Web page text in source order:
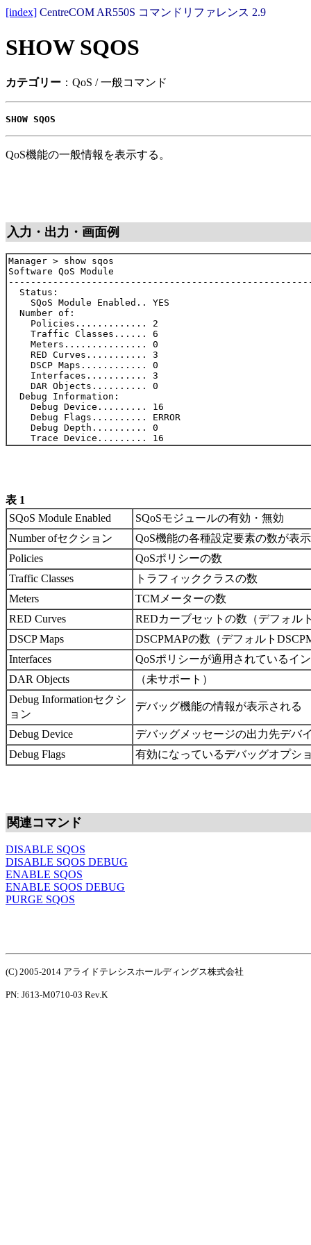
[index] CentreCOM AR550S コマンドリファレンス 2.9
SHOW SQOS
カテゴリー ：QoS / 一般コマンド
SHOW SQOS
QoS機能の一般情報を表示する。
入力・出力・画面例
Manager > show sqos
Software QoS Module
  Status:
    SQoS Module Enabled.. YES
  Number of:
    Policies............. 2
    Traffic Classes...... 6
    Meters............... 0
    RED Curves........... 3
    DSCP Maps............ 0
    Interfaces........... 3
    DAR Objects.......... 0
  Debug Information:
    Debug Device......... 16
    Debug Flags.......... ERROR
    Debug Depth.......... 0
表 1
SQoS Module Enabled
SQoSモジュールの有効・無効
Number ofセクション
QoS機能の各種設定要素の数が表
Policies
QoSポリシーの数
Traffic Classes
トラフィッククラスの数
Meters
TCMメーターの数
RED Curves
REDカーブセットの数（デフォル
DSCP Maps
DSCPMAPの数（デフォルト
Interfaces
QoSポリシーが適用されているイ
DAR Objects
（未サポート）
Debug Informationセクシ
ョン
デバッグ機能の情報が表示される
Debug Device
デバッグメッセージの出力先デバ
Debug Flags
有効になっているデバッグオプシ
関連コマンド
DISABLE SQOS
DISABLE SQOS DEBUG
ENABLE SQOS
ENABLE SQOS DEBUG
PURGE SQOS
(C) 2005-2014 アライドテレシスホールディングス株式会社
PN: J613-M0710-03 Rev.K